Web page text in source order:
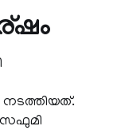
നടത്തിയത്.